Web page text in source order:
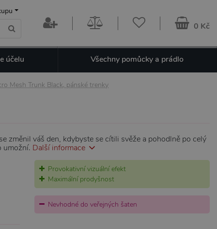
0 Kč
účelu Všechny pomůcky a prádlo
Mesh Trunk Black, pánské trenky
změnil váš den, kdybyste se cítili svěže a pohodlně po celý
umožní. Další informace
Provokativní vizuální efekt
Maximální prodyšnost
Nevhodné do veřejných šaten